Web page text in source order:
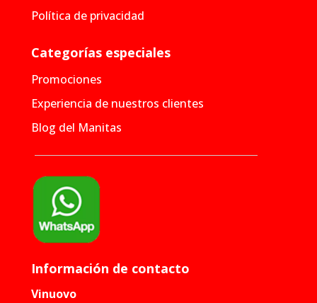
Política de privacidad
Categorías especiales
Promociones
Experiencia de nuestros clientes
Blog del Manitas
Información de contacto
Vinuovo